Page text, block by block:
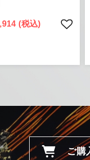
きます。
(税込)
ご購